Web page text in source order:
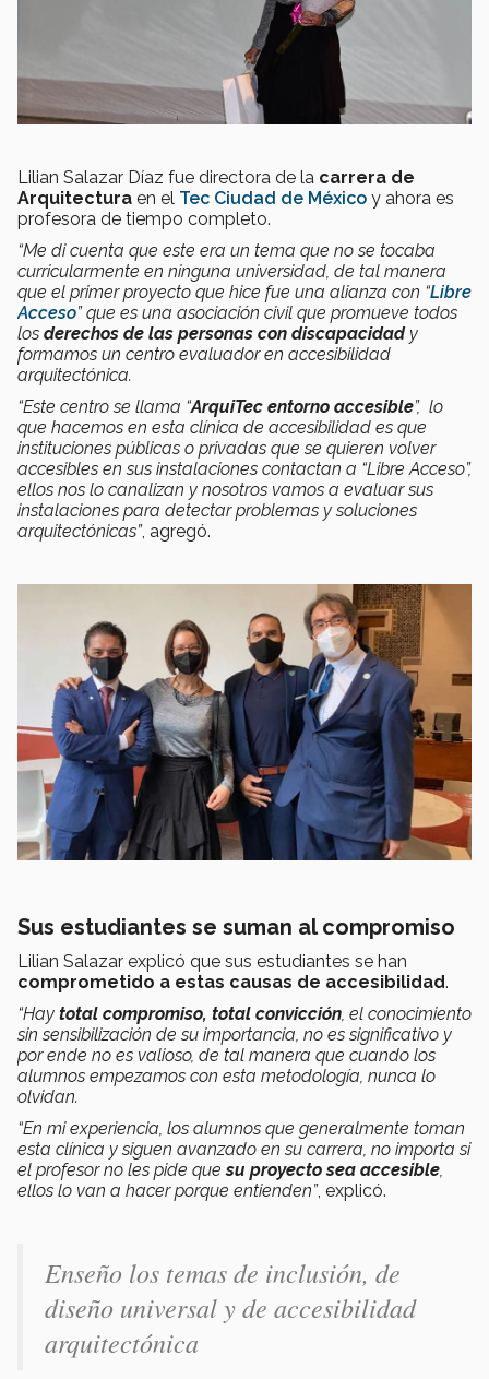
Lilian Salazar Díaz fue directora de la carrera de
Arquitectura en el Tec Ciudad de México y ahora es
profesora de tiempo completo.
“Me di cuenta que este era un tema que no se tocaba
curricularmente en ninguna universidad, de tal manera
que el primer proyecto que hice fue una alianza con “Libre
Acceso” que es una asociación civil que promueve todos
los derechos de las personas con discapacidad y
formamos un centro evaluador en accesibilidad
arquitectónica.
“Este centro se llama “ArquiTec entorno accesible”, lo
que hacemos en esta clínica de accesibilidad es que
instituciones públicas o privadas que se quieren volver
accesibles en sus instalaciones contactan a “Libre Acceso”,
ellos nos lo canalizan y nosotros vamos a evaluar sus
instalaciones para detectar problemas y soluciones
arquitectónicas”, agregó.
Sus estudiantes se suman al compromiso
Lilian Salazar explicó que sus estudiantes se han
comprometido a estas causas de accesibilidad.
“Hay total compromiso, total convicción, el conocimiento
sin sensibilización de su importancia, no es significativo y
por ende no es valioso, de tal manera que cuando los
alumnos empezamos con esta metodología, nunca lo
olvidan.
“En mi experiencia, los alumnos que generalmente toman
esta clínica y siguen avanzado en su carrera, no importa si
el profesor no les pide quesu proyecto sea accesible,
ellos lo van a hacer porque entienden”, explicó.
Enseño los temas de inclusión, de
diseño universal y de accesibilidad
arquitectónica